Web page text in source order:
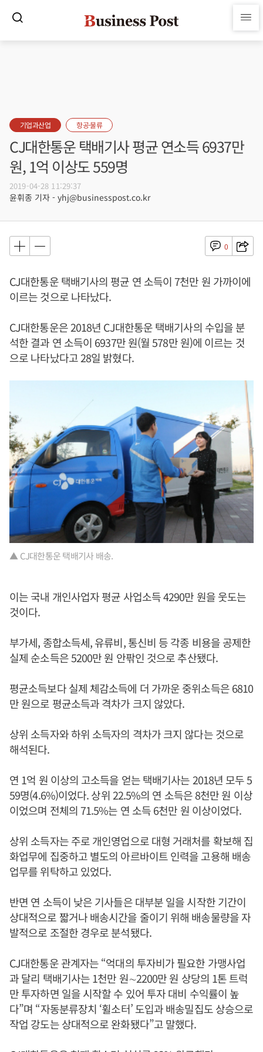
기업과산업 항공·물류
CJ대한통운 택배기사 평균 연소득 6937만
원, 1억 이상도 559명
2019-04-28 11:29:37
윤휘종 기자 - yhj@businesspost.co.kr
0
CJ대한통운 택배기사의 평균 연 소득이 7천만 원 가까이에
이르는 것으로 나타났다.
CJ대한통운은 2018년 CJ대한통운 택배기사의 수입을 분
석한 결과 연 소득이 6937만 원(월 578만 원)에 이르는 것
으로 나타났다고 28일 밝혔다.
▲ CJ대한통운 택배기사 배송.
이는 국내 개인사업자 평균 사업소득 4290만 원을 웃도는
것이다.
부가세, 종합소득세, 유류비, 통신비 등 각종 비용을 공제한
실제 순소득은 5200만 원 안팎인 것으로 추산됐다.
평균소득보다 실제 체감소득에 더 가까운 중위소득은 6810
만 원으로 평균소득과 격차가 크지 않았다.
상위 소득자와 하위 소득자의 격차가 크지 않다는 것으로
해석된다.
연 1억 원 이상의 고소득을 얻는 택배기사는 2018년 모두 5
59명(4.6%)이었다. 상위 22.5%의 연 소득은 8천만 원 이상
이었으며 전체의 71.5%는 연 소득 6천만 원 이상이었다.
상위 소득자는 주로 개인영업으로 대형 거래처를 확보해 집
화업무에 집중하고 별도의 아르바이트 인력을 고용해 배송
업무를 위탁하고 있었다.
반면 연 소득이 낮은 기사들은 대부분 일을 시작한 기간이
상대적으로 짧거나 배송시간을 줄이기 위해 배송물량을 자
발적으로 조절한 경우로 분석됐다.
CJ대한통운 관계자는 “억대의 투자비가 필요한 가맹사업
과 달리 택배기사는 1천만 원∼2200만 원 상당의 1톤 트럭
만 투자하면 일을 시작할 수 있어 투자 대비 수익률이 높
다”며 “자동분류장치 ‘휠소터’ 도입과 배송밀집도 상승으로
작업 강도는 상대적으로 완화됐다”고 말했다.